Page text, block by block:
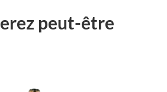
peut-être